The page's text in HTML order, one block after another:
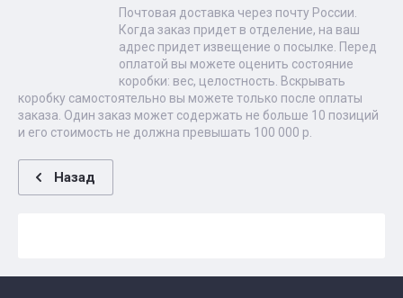
Почтовая доставка через почту России.
Когда заказ придет в отделение, на ваш
адрес придет извещение о посылке. Перед
оплатой вы можете оценить состояние
коробки: вес, целостность. Вскрывать
коробку самостоятельно вы можете только после оплаты
заказа. Один заказ может содержать не больше 10 позиций
и его стоимость не должна превышать 100 000 р.
Назад